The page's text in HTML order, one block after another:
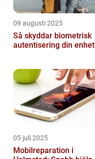
09 augusti 2025
Så skyddar biometrisk
autentisering din enhet
05 juli 2025
Mobilreparation i